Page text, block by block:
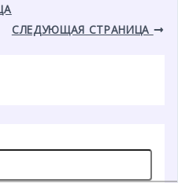
СЛЕДУЮЩАЯ СТРАНИЦА